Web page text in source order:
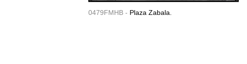
0479FMHB - Plaza Zabala.